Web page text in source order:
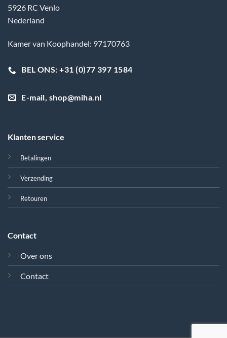
5926 RC Venlo
Nederland
Kamer van Koophandel: 97170763
BEL ONS: +31 (0)77 397 1584
E-mail, shop@miha.nl
Klanten service
Betalingen
Verzending
Retouren
Contact
Over ons
Contact